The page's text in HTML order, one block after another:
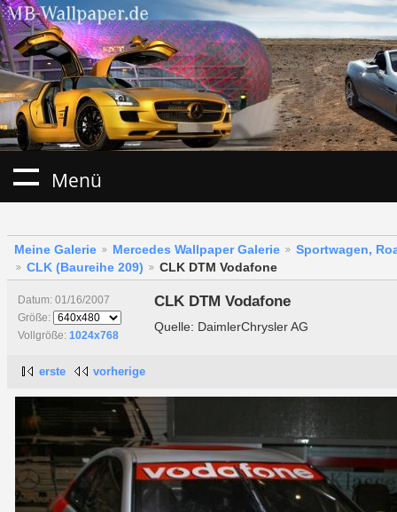
Menü
Meine Galerie Mercedes Wallpaper Galerie
Sportwagen,
CLK (Baureihe 209)
CLK DTM Vodafone
Datum: 01/16/2007
Größe:
Vollgröße: 1024x768
CLK DTM Vodafone
Quelle: DaimlerChrysler AG
erste vorherige